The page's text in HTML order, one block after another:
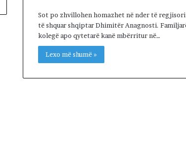
Sot po zhvillohen homazhet në nder të
të shquar shqiptar Dhimitër Anagnosti.
kolegë apo qytetarë kanë mbërritur në…
Lexo më shumë »